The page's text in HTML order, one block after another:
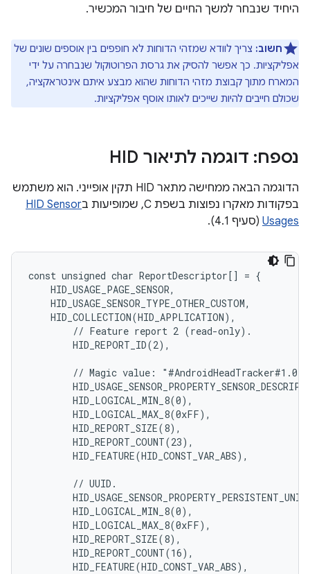
היחיד שנבחר למשך החיים של חיבור המכשיר.
חשוב: צריך לוודא שמזהי הדוחות לא חופפים בין אוספים שונים של
אפליקציות. כך אפשר להסיק את גרסת הפרוטוקול שנבחרה על ידי
המארח מתוך קבוצת מזהי הדוחות שהוא מבצע איתם אינטראקציה,
שכולם חייבים להיות שייכים לאותו אוסף אפליקציות.
נספח: דוגמה לתיאור HID
הדוגמה הבאה ממחישה מתאר HID תקין אופייני. הוא משתמש
בפקודות מאקרו נפוצות בשפת C, שמופיעות ב
HID Sensor
Usages (סעיף 4.1).
const unsigned char ReportDescriptor[] = {
    HID_USAGE_PAGE_SENSOR,
    HID_USAGE_SENSOR_TYPE_OTHER_CUSTOM,
    HID_COLLECTION(HID_APPLICATION),
        // Feature report 2 (read-only).
        HID_REPORT_ID(2),
        // Magic value: "#AndroidHeadTracker#1.0"
        HID_LOGICAL_MIN_8(0),
        HID_LOGICAL_MAX_8(0xFF),
        HID_REPORT_SIZE(8),
        HID_REPORT_COUNT(23),
        HID_FEATURE(HID_CONST_VAR_ABS),
        // UUID.
        HID_LOGICAL_MIN_8(0),
        HID_LOGICAL_MAX_8(0xFF),
        HID_REPORT_SIZE(8),
        HID_REPORT_COUNT(16),
        HID_FEATURE(HID_CONST_VAR_ABS),